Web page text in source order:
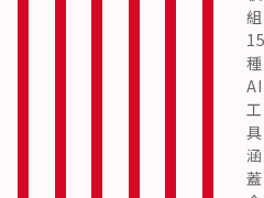
種
AI
工
涵
蓋